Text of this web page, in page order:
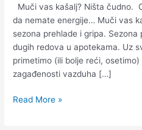
Muči vas kašalj? Ništa čudno.
da nemate energije… Muči vas
sezona prehlade i gripa.
dugih redova u apotekama. Uz
primetimo (ili bolje reći,
zagađenosti vazduha […]
Read More »